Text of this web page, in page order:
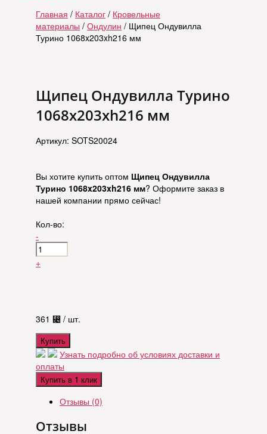
Главная / Каталог / Кровельные
материалы / Ондулин / Щипец Ондувилла
Турино 1068x203xh216 мм
Щипец Ондувилла Турино
1068x203xh216 мм
Артикул: SOTS20024
Вы хотите купить оптом Щипец Ондувилла
Турино 1068x203xh216 мм? Оформите заказ в
нашей компании прямо сейчас!
Кол-во:
-
+
361 ⃄ / шт.
Купить
Узнать подробно об условиях доставки и
оплаты
Купить в 1 клик
Отзывы (0)
Отзывы